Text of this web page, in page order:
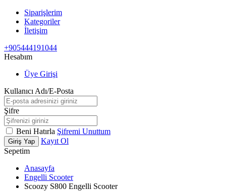
Siparişlerim
Kategoriler
İletişim
+905444191044
Hesabım
Üye Girişi
Kullanıcı Adı/E-Posta
Şifre
Beni Hatırla Şifremi Unuttum
Giriş Yap
Kayıt Ol
Sepetim
Anasayfa
Engelli Scooter
Scoozy S800 Engelli Scooter